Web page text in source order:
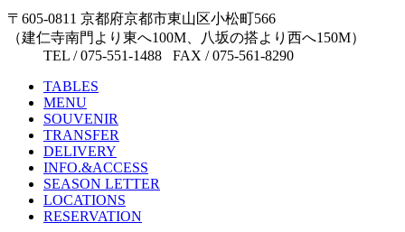
〒605-0811 京都府京都市東山区小松町566
（建仁寺南門より東へ100M、八坂の搭より西へ150M）
TEL / 075-551-1488 FAX / 075-561-8290
TABLES
MENU
SOUVENIR
TRANSFER
DELIVERY
INFO.&ACCESS
SEASON LETTER
LOCATIONS
RESERVATION